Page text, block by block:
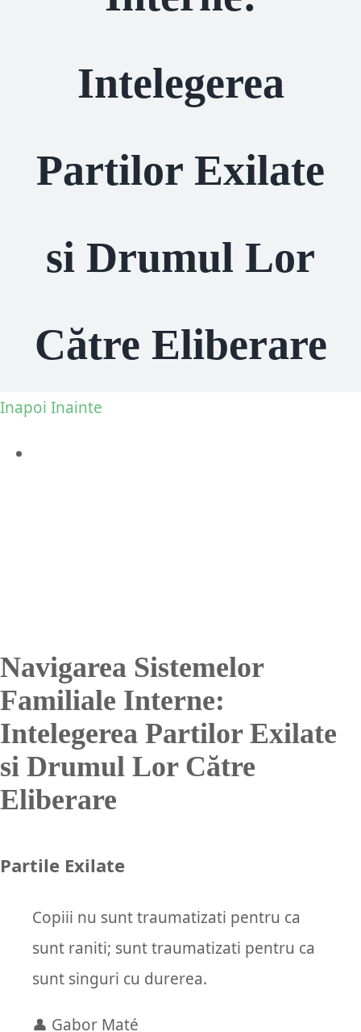
Intelegerea
Partilor Exilate
si Drumul Lor
Către Eliberare
Inapoi Inainte
Navigarea Sistemelor
Familiale Interne:
Intelegerea Partilor Exilate
si Drumul Lor Către
Eliberare
Partile Exilate
Copiii nu sunt traumatizati pentru ca
sunt raniti; sunt traumatizati pentru ca
sunt singuri cu durerea.
👤 Gabor Maté